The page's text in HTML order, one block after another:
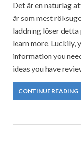
Det är en naturlag
är som mest
laddning löser detta
learn more. Luckily,
information you
ideas you have
CONTINUE READING